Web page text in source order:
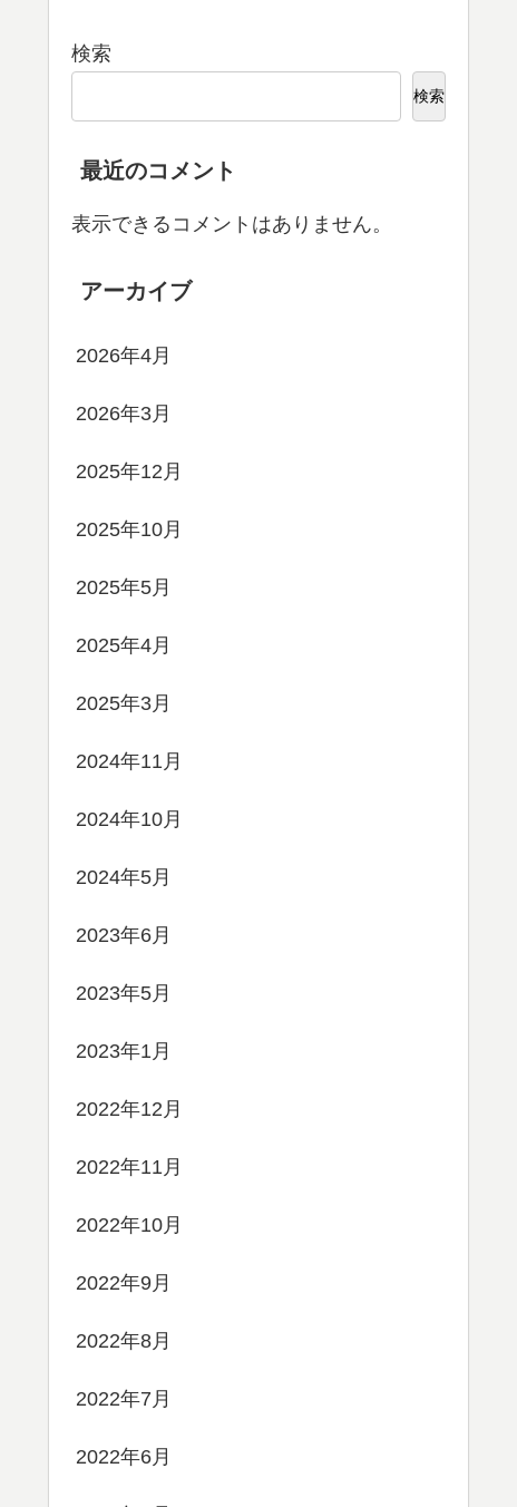
検索
検索
最近のコメント
表示できるコメントはありません。
アーカイブ
2026年4月
2026年3月
2025年12月
2025年10月
2025年5月
2025年4月
2025年3月
2024年11月
2024年10月
2024年5月
2023年6月
2023年5月
2023年1月
2022年12月
2022年11月
2022年10月
2022年9月
2022年8月
2022年7月
2022年6月